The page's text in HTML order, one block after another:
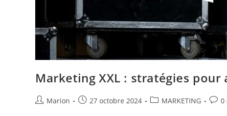
Marketing XXL : stratégies
Marion 27 octobre 2024 MARKETING 0